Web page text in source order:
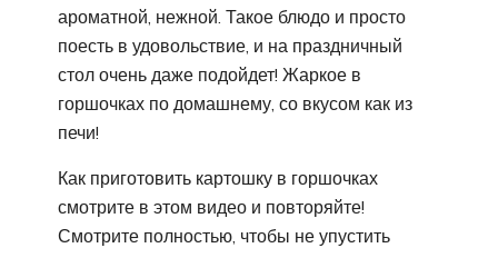
ароматной, нежной. Такое блюдо и просто
поесть в удовольствие, и на праздничный
стол очень даже подойдет! Жаркое в
горшочках по домашнему, со вкусом как из
печи!
Как приготовить картошку в горшочках
смотрите в этом видео и повторяйте!
Смотрите полностью, чтобы не упустить